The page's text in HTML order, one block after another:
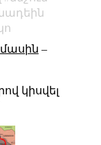
–
կիսվել